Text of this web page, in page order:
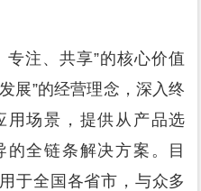
注、共享”的核心价值
展”的经营理念，深入终
用场景，提供从产品选
全链条解决方案。目
于全国各省市，与众多